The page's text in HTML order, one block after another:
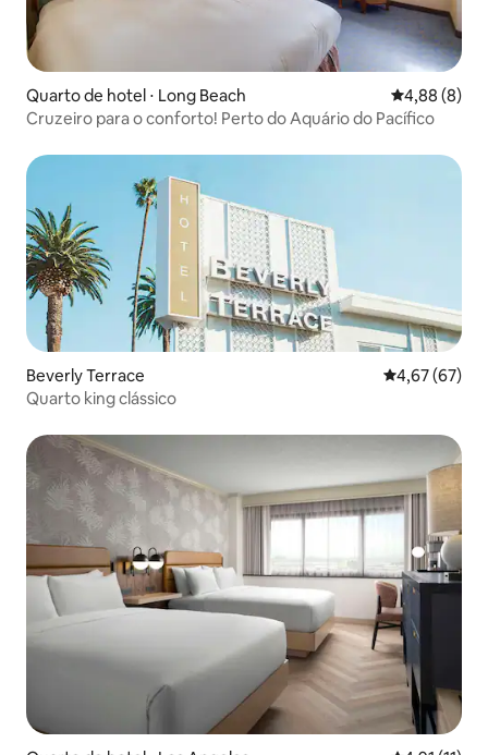
Quarto de hotel ⋅ Long Beach 4,88 de uma
4,88 (8)
Cruzeiro para o conforto! Perto do Aquário do Pacífico
Beverly Terrace 4,67 de uma
4,67 (67)
Quarto king clássico